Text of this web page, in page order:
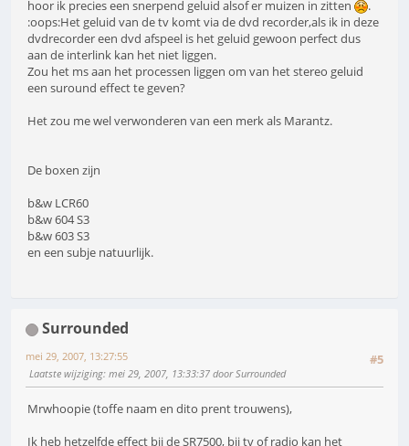
hoor ik precies een snerpend geluid alsof er muizen in zitten
.
:oops:Het geluid van de tv komt via de dvd recorder,als ik in deze
dvdrecorder een dvd afspeel is het geluid gewoon perfect dus
aan de interlink kan het niet liggen.
Zou het ms aan het processen liggen om van het stereo geluid
een suround effect te geven?
Het zou me wel verwonderen van een merk als Marantz.
De boxen zijn
b&w LCR60
b&w 604 S3
b&w 603 S3
en een subje natuurlijk.
Surrounded
#5
mei 29, 2007, 13:27:55
Laatste wijziging: mei 29, 2007, 13:33:37 door Surrounded
Mrwhoopie (toffe naam en dito prent trouwens),
Ik heb hetzelfde effect bij de SR7500, bij tv of radio kan het